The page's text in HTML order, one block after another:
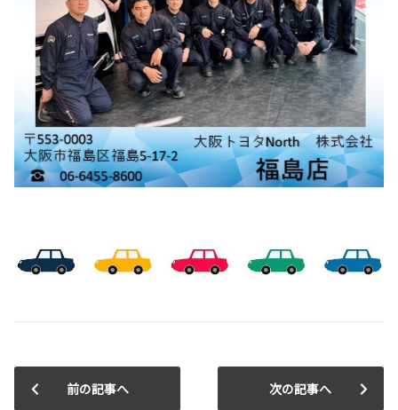
前の記事へ 次の記事へ